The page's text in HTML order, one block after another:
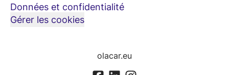
Données et confidentialité
Gérer les cookies
olacar.eu